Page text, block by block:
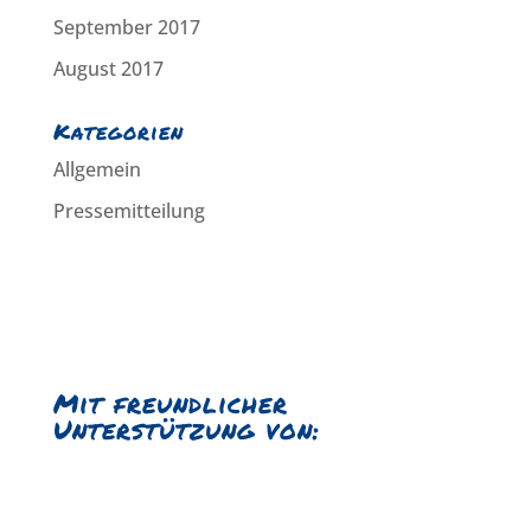
September 2017
August 2017
Kategorien
Allgemein
Pressemitteilung
Mit freundlicher
Unterstützung von: